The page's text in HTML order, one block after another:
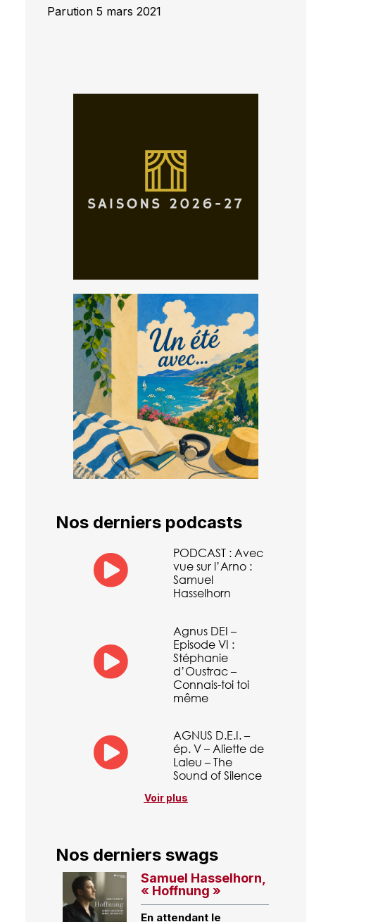
Parution 5 mars 2021
Nos derniers podcasts
PODCAST : Avec
vue sur l’Arno :
Samuel
Hasselhorn
Agnus DEI –
Episode VI :
Stéphanie
d’Oustrac –
Connais-toi toi
même
AGNUS D.E.I. –
ép. V – Aliette de
Laleu – The
Sound of Silence
Voir plus
Nos derniers swags
Samuel Hasselhorn,
« Hoffnung »
En attendant le